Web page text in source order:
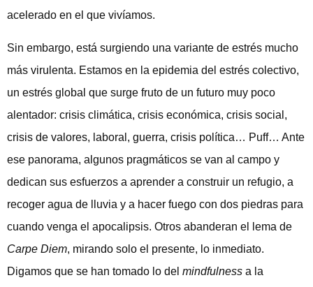
acelerado en el que vivíamos.
Sin embargo, está surgiendo una variante de estrés mucho
más virulenta. Estamos en la epidemia del estrés colectivo,
un estrés global que surge fruto de un futuro muy poco
alentador: crisis climática, crisis económica, crisis social,
crisis de valores, laboral, guerra, crisis política… Puff… Ante
ese panorama, algunos pragmáticos se van al campo y
dedican sus esfuerzos a aprender a construir un refugio, a
recoger agua de lluvia y a hacer fuego con dos piedras para
cuando venga el apocalipsis. Otros abanderan el lema de
Carpe Diem, mirando solo el presente, lo inmediato.
Digamos que se han tomado lo del mindfulness a la